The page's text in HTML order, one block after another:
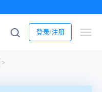
登录/注册
>